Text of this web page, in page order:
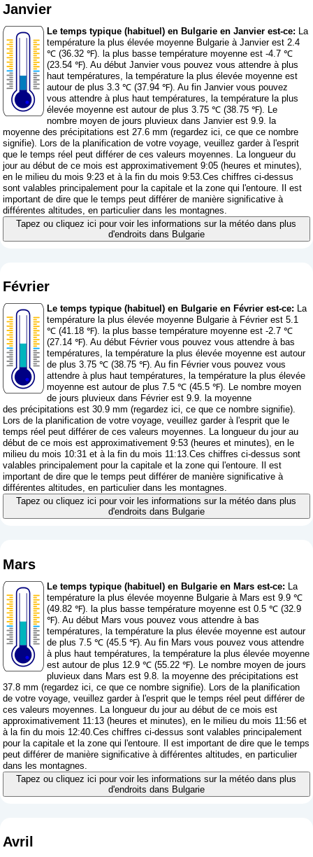
Janvier
Le temps typique (habituel) en Bulgarie en Janvier est-ce: La
température la plus élevée moyenne Bulgarie à Janvier est 2.4
℃ (36.32 ℉). la plus basse température moyenne est -4.7 ℃
(23.54 ℉). Au début Janvier vous pouvez vous attendre à plus
haut températures, la température la plus élevée moyenne est
autour de plus 3.3 ℃ (37.94 ℉). Au fin Janvier vous pouvez
vous attendre à plus haut températures, la température la plus
élevée moyenne est autour de plus 3.75 ℃ (38.75 ℉). Le
nombre moyen de jours pluvieux dans Janvier est 9.9. la
moyenne des précipitations est 27.6 mm (regardez ici, ce que ce nombre
signifie). Lors de la planification de votre voyage, veuillez garder à l'esprit
que le temps réel peut différer de ces valeurs moyennes. La longueur du
jour au début de ce mois est approximativement 9:05 (heures et minutes),
en le milieu du mois 9:23 et à la fin du mois 9:53.Ces chiffres ci-dessus
sont valables principalement pour la capitale et la zone qui l'entoure. Il est
important de dire que le temps peut différer de manière significative à
différentes altitudes, en particulier dans les montagnes.
Tapez ou cliquez ici pour voir les informations sur la météo dans plus
d'endroits dans Bulgarie
Février
Le temps typique (habituel) en Bulgarie en Février est-ce: La
température la plus élevée moyenne Bulgarie à Février est 5.1
℃ (41.18 ℉). la plus basse température moyenne est -2.7 ℃
(27.14 ℉). Au début Février vous pouvez vous attendre à bas
températures, la température la plus élevée moyenne est autour
de plus 3.75 ℃ (38.75 ℉). Au fin Février vous pouvez vous
attendre à plus haut températures, la température la plus élevée
moyenne est autour de plus 7.5 ℃ (45.5 ℉). Le nombre moyen
de jours pluvieux dans Février est 9.9. la moyenne
des précipitations est 30.9 mm (regardez ici, ce que ce nombre signifie).
Lors de la planification de votre voyage, veuillez garder à l'esprit que le
temps réel peut différer de ces valeurs moyennes. La longueur du jour au
début de ce mois est approximativement 9:53 (heures et minutes), en le
milieu du mois 10:31 et à la fin du mois 11:13.Ces chiffres ci-dessus sont
valables principalement pour la capitale et la zone qui l'entoure. Il est
important de dire que le temps peut différer de manière significative à
différentes altitudes, en particulier dans les montagnes.
Tapez ou cliquez ici pour voir les informations sur la météo dans plus
d'endroits dans Bulgarie
Mars
Le temps typique (habituel) en Bulgarie en Mars est-ce: La
température la plus élevée moyenne Bulgarie à Mars est 9.9 ℃
(49.82 ℉). la plus basse température moyenne est 0.5 ℃ (32.9
℉). Au début Mars vous pouvez vous attendre à bas
températures, la température la plus élevée moyenne est autour
de plus 7.5 ℃ (45.5 ℉). Au fin Mars vous pouvez vous attendre
à plus haut températures, la température la plus élevée moyenne
est autour de plus 12.9 ℃ (55.22 ℉). Le nombre moyen de jours
pluvieux dans Mars est 9.8. la moyenne des précipitations est
37.8 mm (regardez ici, ce que ce nombre signifie). Lors de la planification
de votre voyage, veuillez garder à l'esprit que le temps réel peut différer de
ces valeurs moyennes. La longueur du jour au début de ce mois est
approximativement 11:13 (heures et minutes), en le milieu du mois 11:56 et
à la fin du mois 12:40.Ces chiffres ci-dessus sont valables principalement
pour la capitale et la zone qui l'entoure. Il est important de dire que le temps
peut différer de manière significative à différentes altitudes, en particulier
dans les montagnes.
Tapez ou cliquez ici pour voir les informations sur la météo dans plus
d'endroits dans Bulgarie
Avril